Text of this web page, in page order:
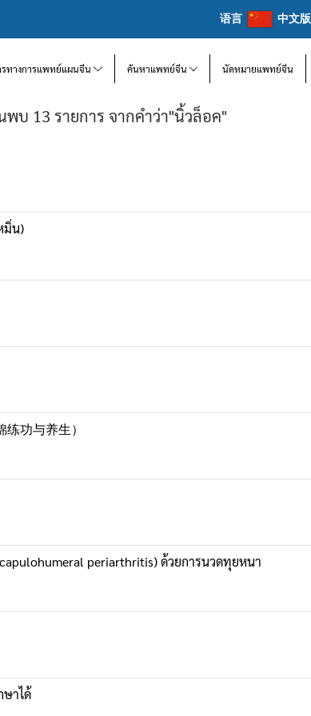
语言 中文版
รทางการแพทย์แผนจีน ค้นหาแพทย์จีน นัดหมายแพทย์จีน
พบ 13 รายการ จากคำว่า"นิ้วล็อค"
มิ่น)
功与养生）
periarthritis) ด้วยการนวดทุยหนา
าได้